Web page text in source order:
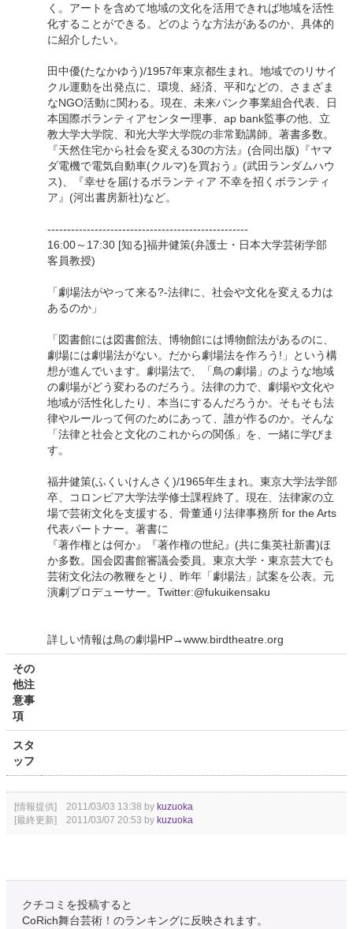
く。アートを含めて地域の文化を活用できれば地域を活性
化することができる。どのような方法があるのか、具体的
に紹介したい。
田中優(たなかゆう)/1957年東京都生まれ。地域でのリサイ
クル運動を出発点に、環境、経済、平和などの、さまざま
なNGO活動に関わる。現在、未来バンク事業組合代表、日
本国際ボランティアセンター理事、ap bank監事の他、立
教大学大学院、和光大学大学院の非常勤講師。著書多数。
『天然住宅から社会を変える30の方法』(合同出版)『ヤマ
ダ電機で電気自動車(クルマ)を買おう』(武田ランダムハウ
ス)、『幸せを届けるボランティア 不幸を招くボランティ
ア』(河出書房新社)など。
---------------------------------------------------
16:00～17:30 [知る]福井健策(弁護士・日本大学芸術学部
客員教授)
「劇場法がやって来る?-法律に、社会や文化を変える力は
あるのか」
「図書館には図書館法、博物館には博物館法があるのに、
劇場には劇場法がない。だから劇場法を作ろう!」という構
想が進んでいます。劇場法で、「鳥の劇場」のような地域
の劇場がどう変わるのだろう。法律の力で、劇場や文化や
地域が活性化したり、本当にするんだろうか。そもそも法
律やルールって何のためにあって、誰が作るのか。そんな
「法律と社会と文化のこれからの関係」を、一緒に学びま
す。
福井健策(ふくいけんさく)/1965年生まれ。東京大学法学部
卒、コロンビア大学法学修士課程終了。現在、法律家の立
場で芸術文化を支援する、骨董通り法律事務所 for the Arts
代表パートナー。著書に
『著作権とは何か』『著作権の世紀』(共に集英社新書)ほ
か多数。国会図書館審議会委員。東京大学・東京芸大でも
芸術文化法の教鞭をとり、昨年「劇場法」試案を公表。元
演劇プロデューサー。Twitter:@fukuikensaku
詳しい情報は鳥の劇場HP→www.birdtheatre.org
その
他注
意事
項
スタ
ッフ
[情報提供] 2011/03/03 13:38 by kuzuoka
[最終更新] 2011/03/07 20:53 by kuzuoka
クチコミを投稿すると
CoRich舞台芸術！のランキングに反映されます。